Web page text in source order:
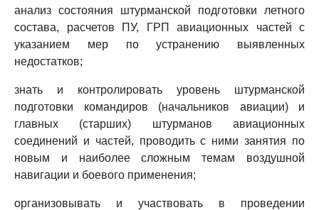
анализ состояния штурманской подготовки летного
состава, расчетов ПУ, ГРП авиационных частей с
указанием мер по устранению выявленных
недостатков;
знать и контролировать уровень штурманской
подготовки командиров (начальников авиации) и
главных (старших) штурманов авиационных
соединений и частей, проводить с ними занятия по
новым и наиболее сложным темам воздушной
навигации и боевого применения;
организовывать и участвовать в проведении